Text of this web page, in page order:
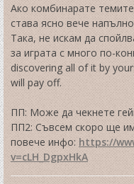
Ако комбинарате
става ясно вече
Така, не искам да
за играта с много по-
discovering all of it by
will pay off.
ПП: Може да чекнете
ПП2: Съвсем скоро ще
повече инфо:https://
v=cLH_DgpxHkA